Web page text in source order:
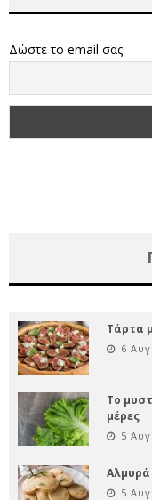
Δώστε το email σας
Τάρτα
6
Το
μέρες
5
5